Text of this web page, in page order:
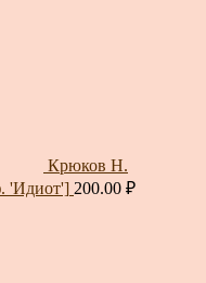
Крюков Н.
'Идиот'] 200.00 ₽